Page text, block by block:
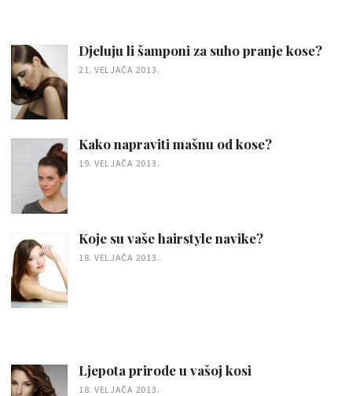
Djeluju li šamponi za suho pranje kose?
21. VELJAČA 2013.
Kako napraviti mašnu od kose?
19. VELJAČA 2013.
Koje su vaše hairstyle navike?
18. VELJAČA 2013.
Ljepota prirode u vašoj kosi
18. VELJAČA 2013.